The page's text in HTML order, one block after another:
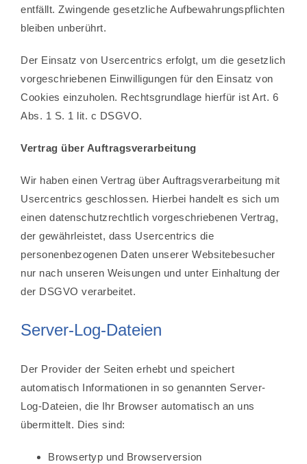
entfällt. Zwingende gesetzliche Aufbewahrungspflichten
bleiben unberührt.
Der Einsatz von Usercentrics erfolgt, um die gesetzlich
vorgeschriebenen Einwilligungen für den Einsatz von
Cookies einzuholen. Rechtsgrundlage hierfür ist Art. 6
Abs. 1 S. 1 lit. c DSGVO.
Vertrag über Auftragsverarbeitung
Wir haben einen Vertrag über Auftragsverarbeitung mit
Usercentrics geschlossen. Hierbei handelt es sich um
einen datenschutzrechtlich vorgeschriebenen Vertrag,
der gewährleistet, dass Usercentrics die
personenbezogenen Daten unserer Websitebesucher
nur nach unseren Weisungen und unter Einhaltung der
der DSGVO verarbeitet.
Server-Log-Dateien
Der Provider der Seiten erhebt und speichert
automatisch Informationen in so genannten Server-
Log-Dateien, die Ihr Browser automatisch an uns
übermittelt. Dies sind:
Browsertyp und Browserversion